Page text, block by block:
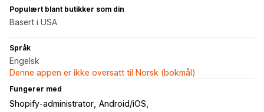
Populært blant butikker som din
Basert i USA
Språk
Engelsk
Denne appen er ikke oversatt til Norsk (bokmål)
Fungerer med
Shopify-administrator Android/iOS